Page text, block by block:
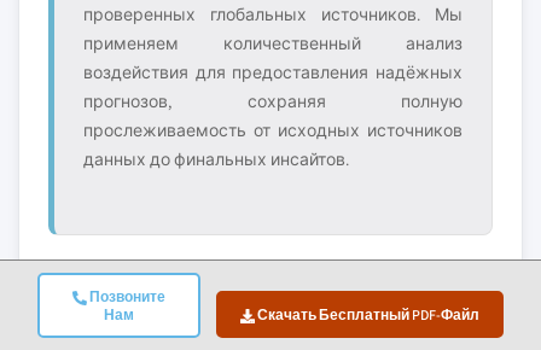
Позвоните
Нам
Скачать Бесплатный PDF-Файл
проверенных глобальных источников. Мы
применяем количественный анализ
воздействия для предоставления надёжных
прогнозов, сохраняя полную
прослеживаемость от исходных источников
данных до финальных инсайтов.
2. Первичное Исследование